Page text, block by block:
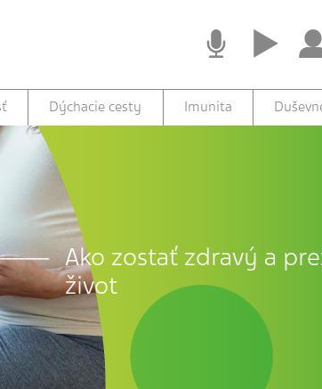
Dýchacie cesty Imunita
Ako zostať zdravý a
život